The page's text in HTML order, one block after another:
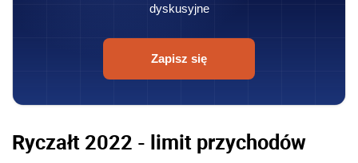
dyskusyjne
Zapisz się
Ryczałt 2022 - limit przychodów